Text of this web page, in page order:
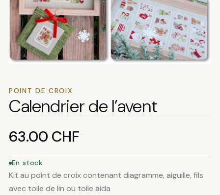
POINT DE CROIX
Calendrier de l’avent
63.00 CHF
En stock
Kit au point de croix contenant diagramme, aiguille, fils
avec toile de lin ou toile aida